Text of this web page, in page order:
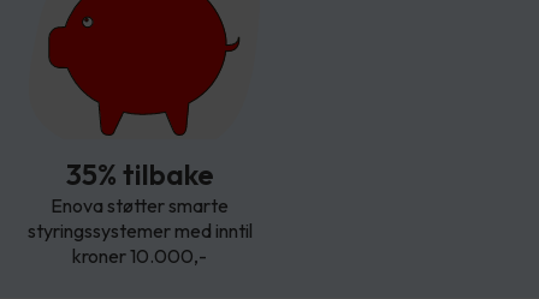
35% tilbake
Enova støtter smarte
styringssystemer med inntil
kroner 10.000,-